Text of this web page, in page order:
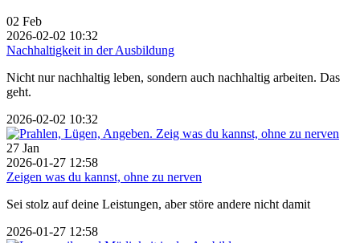
02 Feb
2026-02-02 10:32
Nachhaltigkeit in der Ausbildung
Nicht nur nachhaltig leben, sondern auch nachhaltig arbeiten. Das
geht.
2026-02-02 10:32
27 Jan
2026-01-27 12:58
Zeigen was du kannst, ohne zu nerven
Sei stolz auf deine Leistungen, aber störe andere nicht damit
2026-01-27 12:58